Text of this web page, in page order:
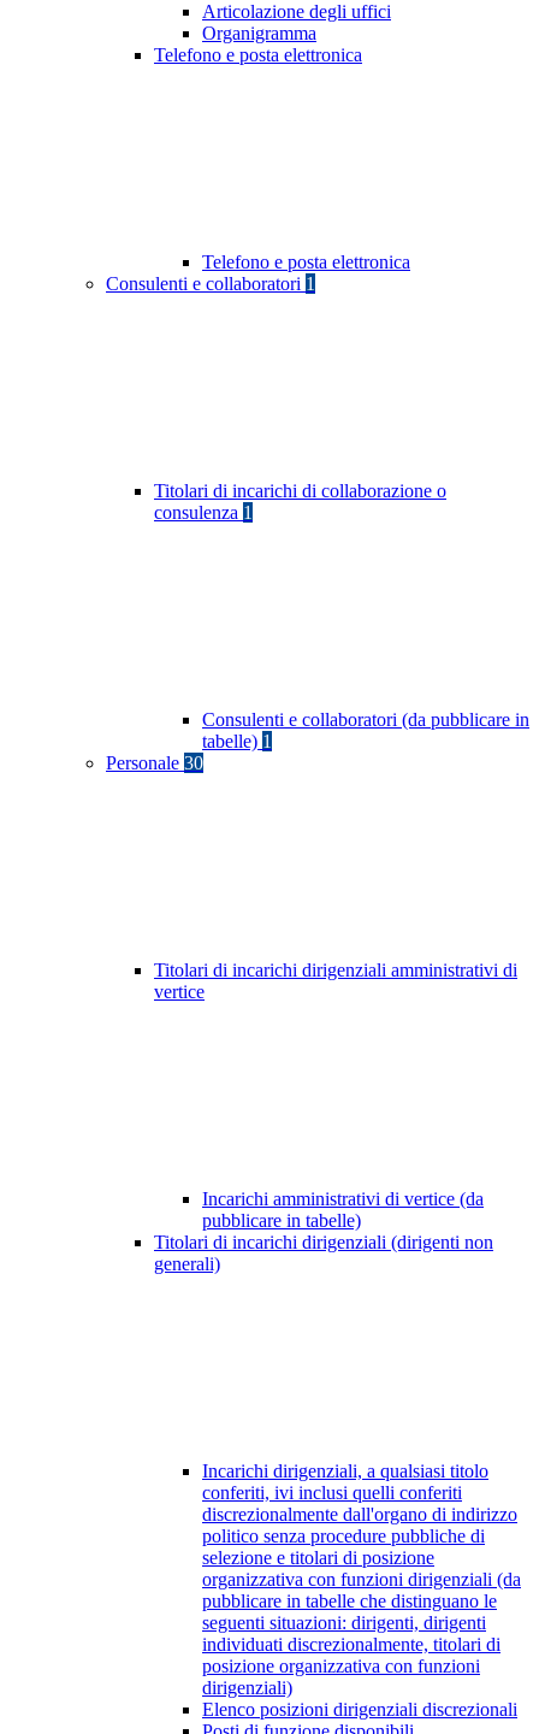
Articolazione degli uffici
Organigramma
Telefono e posta elettronica
Telefono e posta elettronica
Consulenti e collaboratori 1
Titolari di incarichi di collaborazione o
consulenza 1
Consulenti e collaboratori (da pubblicare in
tabelle) 1
Personale 30
Titolari di incarichi dirigenziali amministrativi di
vertice
Incarichi amministrativi di vertice (da
pubblicare in tabelle)
Titolari di incarichi dirigenziali (dirigenti non
generali)
Incarichi dirigenziali, a qualsiasi titolo
conferiti, ivi inclusi quelli conferiti
discrezionalmente dall'organo di indirizzo
politico senza procedure pubbliche di
selezione e titolari di posizione
organizzativa con funzioni dirigenziali (da
pubblicare in tabelle che distinguano le
seguenti situazioni: dirigenti, dirigenti
individuati discrezionalmente, titolari di
posizione organizzativa con funzioni
dirigenziali)
Elenco posizioni dirigenziali discrezionali